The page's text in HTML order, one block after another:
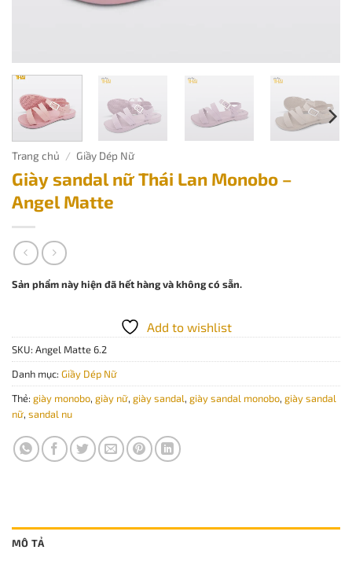
Trang chủ / Giầy Dép Nữ
Giày sandal nữ Thái Lan Monobo –
Angel Matte
Sản phẩm này hiện đã hết hàng và không có sẵn.
Add to wishlist
SKU: Angel Matte 6.2
Danh mục: Giầy Dép Nữ
Thẻ: giày monobo, giày nữ, giày sandal, giày sandal monobo, giày sandal
nữ, sandal nu
MÔ TẢ